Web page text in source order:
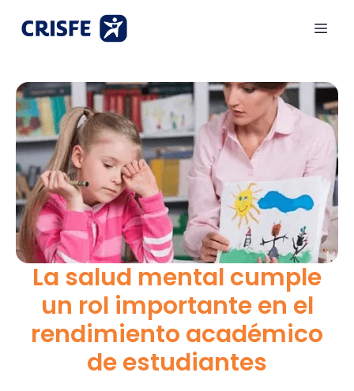
La salud mental cumple
un rol importante en el
rendimiento académico
de estudiantes